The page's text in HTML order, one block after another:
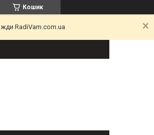
Кошик
RadiVam.com.ua